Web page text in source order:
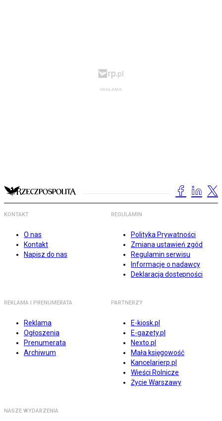
KONTAKT
O nas
Kontakt
Napisz do nas
REGULAMIN
Polityka Prywatności
Zmiana ustawień zgód
Regulamin serwisu
Informacje o nadawcy
Deklaracja dostępności
REKLAMA I PRENUMERATA
Reklama
Ogłoszenia
Prenumerata
Archiwum
PARTNERZY
E-kiosk.pl
E-gazety.pl
Nexto.pl
Mała księgowość
Kancelarierp.pl
Wieści Rolnicze
Życie Warszawy
NASZE WYDARZENIA